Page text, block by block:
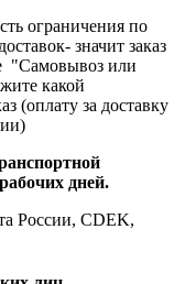
ограничения по
значит заказ
"Самовывоз или
какой
(оплату за доставку
дней.
России, CDEK,